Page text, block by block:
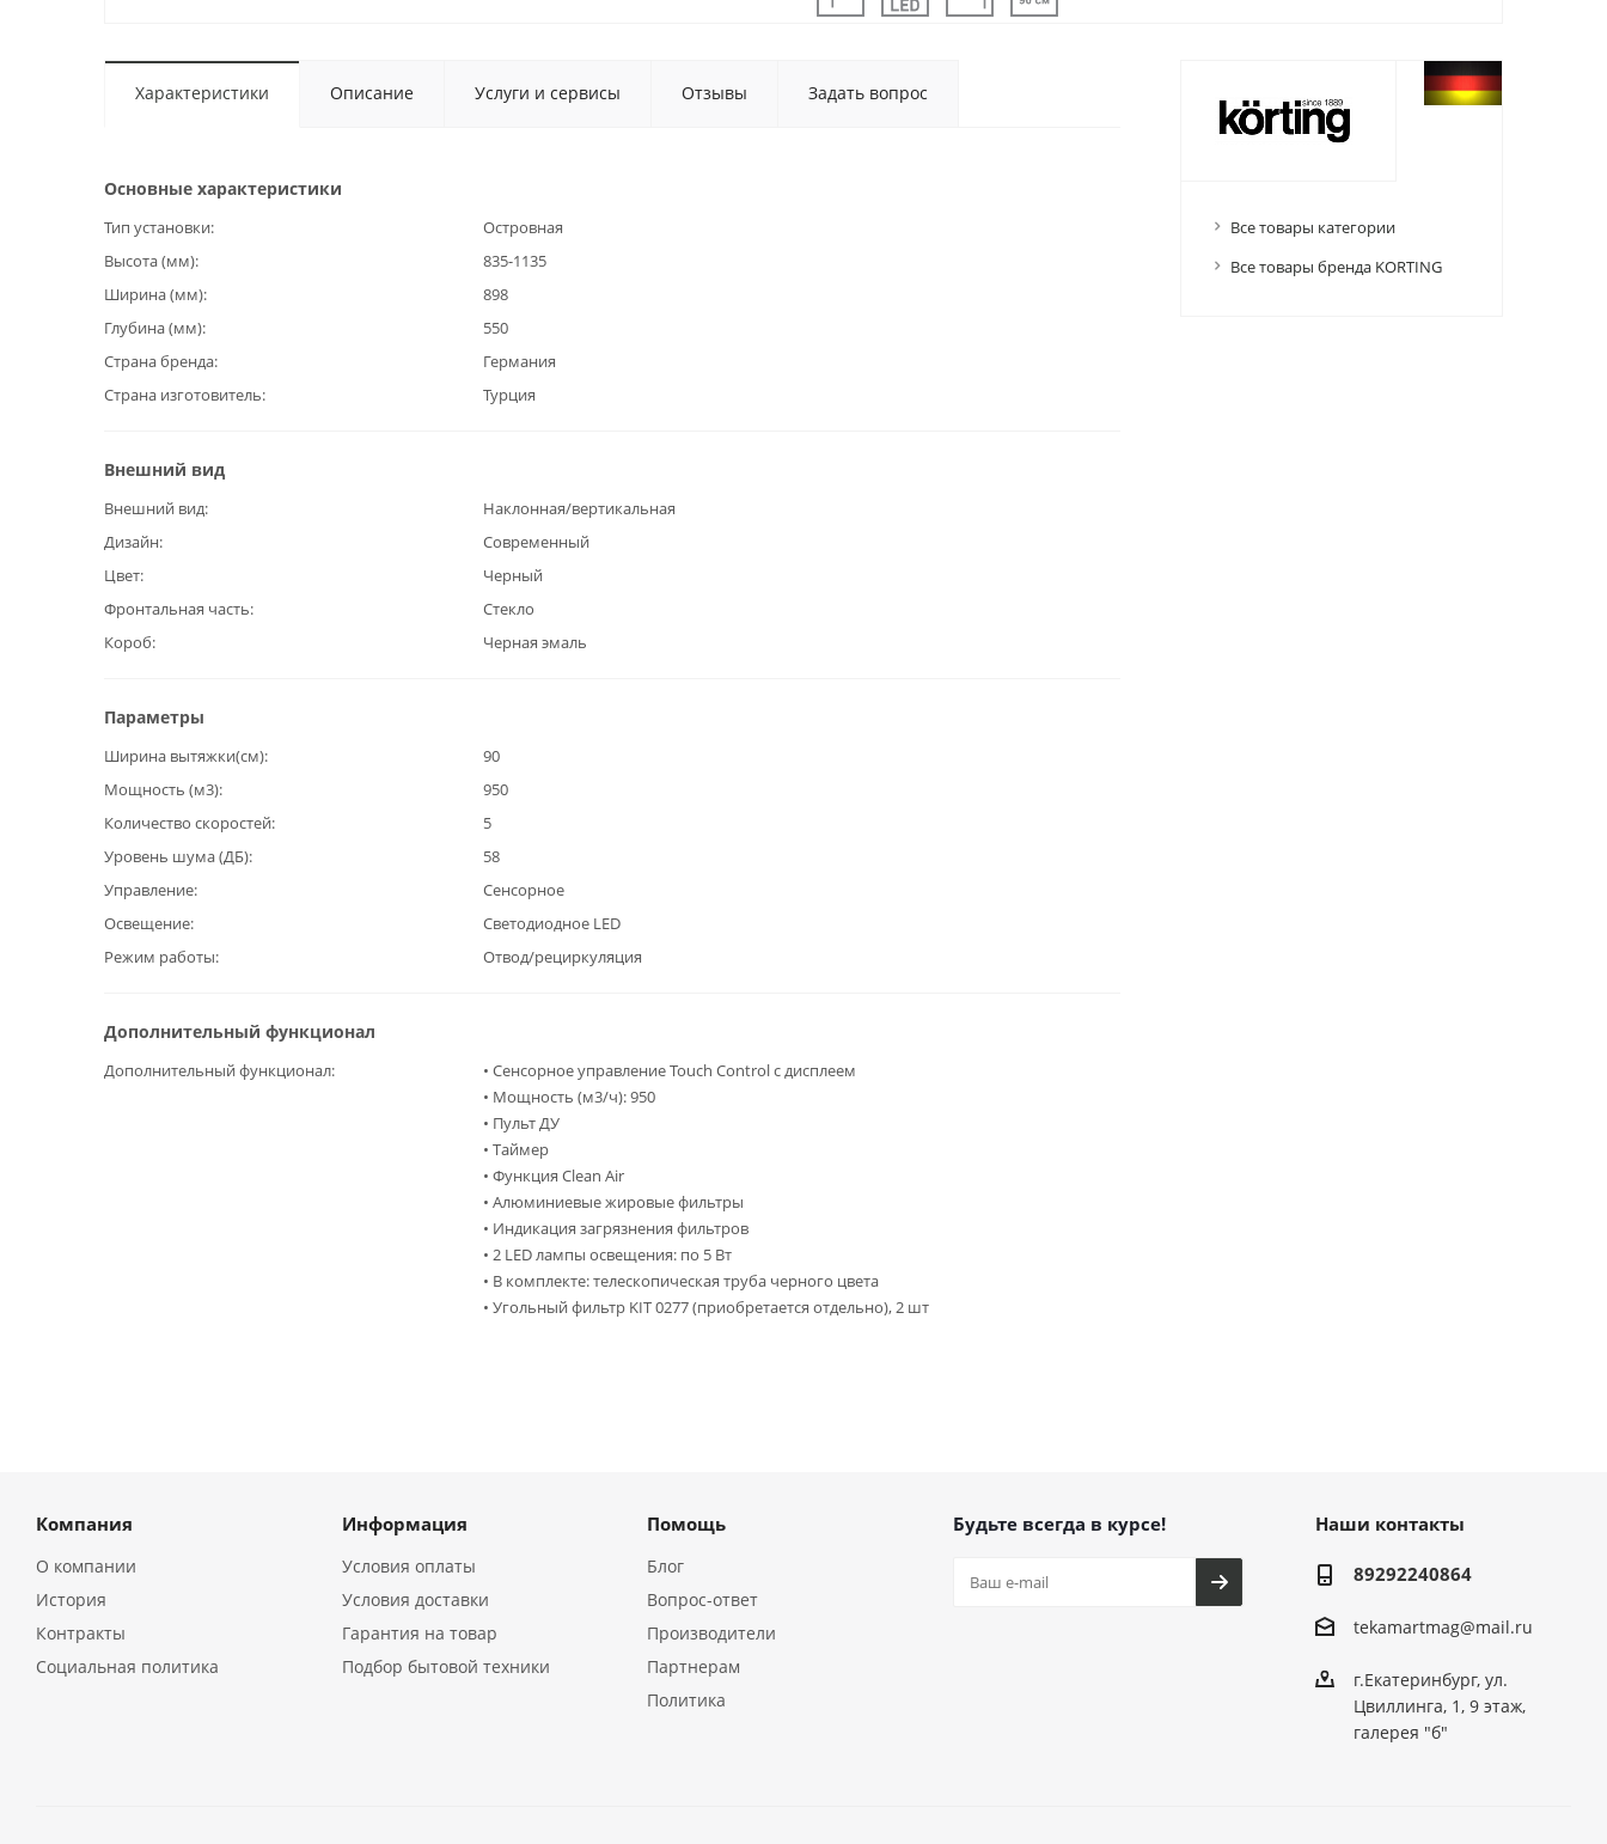
Характеристики Описание Услуги и сервисы Отзывы Задать вопрос
Основные характеристики
Тип установки
Островная
Высота (мм)
835-1135
Ширина (мм)
898
Глубина (мм)
550
Страна бренда
Германия
Страна изготовитель
Турция
Внешний вид
Внешний вид
Наклонная/вертикальная
Дизайн
Современный
Цвет
Черный
Фронтальная часть
Стекло
Короб
Черная эмаль
Параметры
Ширина вытяжки(см)
90
Мощность (м3)
950
Количество скоростей
5
Уровень шума (ДБ)
58
Управление
Сенсорное
Освещение
Светодиодное LED
Режим работы
Отвод/рециркуляция
Дополнительный функционал
Дополнительный функционал
• Сенсорное управление Touch Control с дисплеем
• Мощность (м3/ч): 950
• Пульт ДУ
• Таймер
• Функция Clean Air
• Алюминиевые жировые фильтры
• Индикация загрязнения фильтров
• 2 LED лампы освещения: по 5 Вт
• В комплекте: телескопическая труба черного цвета
• Угольный фильтр KIT 0277 (приобретается отдельно), 2 шт
Все товары категории
Все товары бренда KORTING
Компания
О компании
История
Контракты
Социальная политика
Информация
Условия оплаты
Условия доставки
Гарантия на товар
Подбор бытовой техники
Помощь
Блог
Вопрос-ответ
Производители
Партнерам
Политика
Будьте всегда в курсе! Наши контакты
89292240864
tekamartmag@mail.ru
г.Екатеринбург, ул.
Цвиллинга, 1, 9 этаж,
галерея "б"